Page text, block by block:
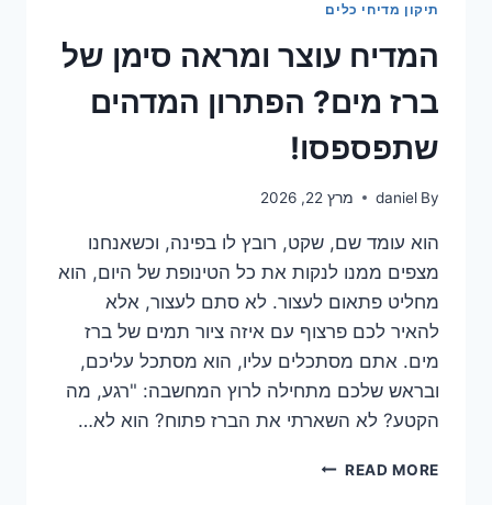
המהיר!
תיקון מדיחי כלים
המדיח עוצר ומראה סימן של
ברז מים? הפתרון המדהים
שתפספסו!
By
daniel מרץ 22, 2026
הוא עומד שם, שקט, רובץ לו בפינה, וכשאנחנו
מצפים ממנו לנקות את כל הטינופת של היום, הוא
מחליט פתאום לעצור. לא סתם לעצור, אלא
להאיר לכם פרצוף עם איזה ציור תמים של ברז
מים. אתם מסתכלים עליו, הוא מסתכל עליכם,
ובראש שלכם מתחילה לרוץ המחשבה: "רגע, מה
הקטע? לא השארתי את הברז פתוח? הוא לא…
READ MOREהמדיח